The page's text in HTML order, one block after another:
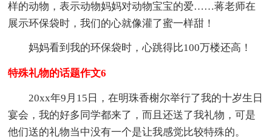
样的动物，表示动物妈妈对动物宝宝的爱……蒋老师在
展示环保袋时，我们的心就像灌了蜜一样甜！
妈妈看到我的环保袋时，心跳得比100万楼还高！
特殊礼物的话题作文6
20xx年9月15日，在明珠香榭尔举行了我的十岁生日
宴会，我的好多同学都来了，而且还送了我礼物，可是
他们送的礼物当中没有一个是让我感觉比较特殊的。